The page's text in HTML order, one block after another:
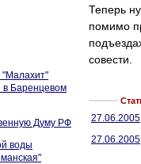
"Малахит"
в Баренцевом
Думу РФ
воды
Теперь
помимо
совести.
27.06.2005
27.06.2005